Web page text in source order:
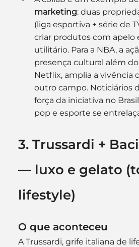
marketing: duas
(liga esportiva + série de
criar produtos com apelo
utilitário. Para a NBA, a
presença cultural além
Netflix, amplia a vivência
outro campo. Noticiários
força da iniciativa no
pop e esporte se
3. Trussardi +
— luxo e gelato
lifestyle)
O que aconteceu
A Trussardi, grife italiana de